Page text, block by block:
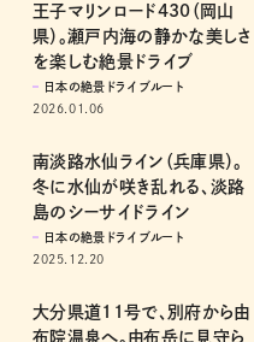
王子マリンロード430（岡山
県）。瀬戸内海の静かな美しさ
を楽しむ絶景ドライブ
日本の絶景ドライブルート
2026.01.06
南淡路水仙ライン（兵庫県）。
冬に水仙が咲き乱れる、淡路
島のシーサイドライン
日本の絶景ドライブルート
2025.12.20
大分県道11号で、別府から由
布院温泉へ。由布岳に見守ら